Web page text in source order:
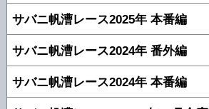
サバニ帆漕レース2025年 本番編
サバニ帆漕レース2024年 番外編
サバニ帆漕レース2024年 本番編